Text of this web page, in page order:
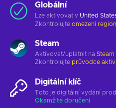
Globální
Lze aktivovat v United
Zkontrolujte omezení
Steam
Aktivovat/uplatnit na Steam
Zkontrolujte průvodce
Digitální klíč
Toto je digitální vydání
Okamžité doručení